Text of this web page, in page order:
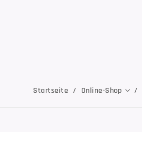
Startseite Online-Shop